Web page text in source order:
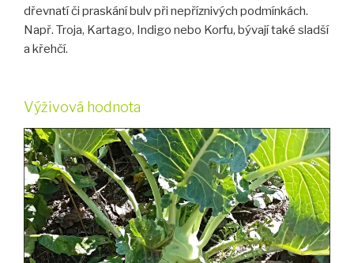
dřevnatí či praskání bulv při nepříznivých podmínkách.
Např. Troja, Kartago, Indigo nebo Korfu, bývají také sladší
a křehčí.
Výživová hodnota